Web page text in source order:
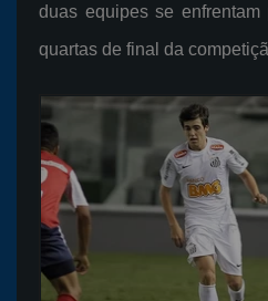
duas equipes se
quartas de final da